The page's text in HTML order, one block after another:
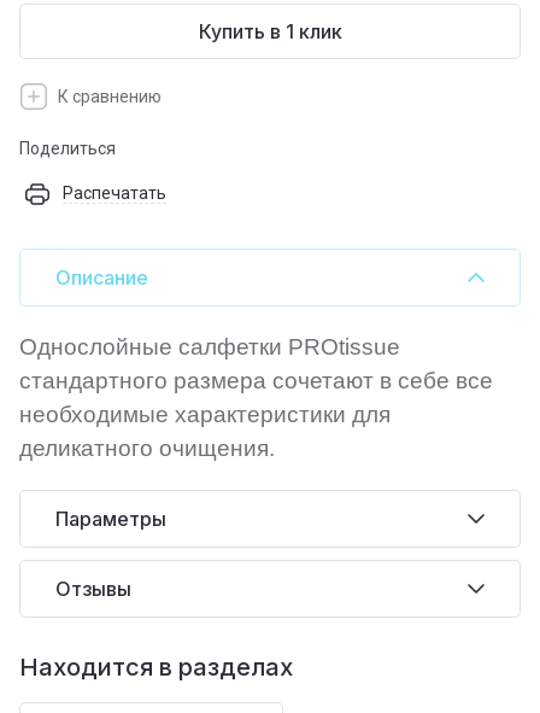
Купить в 1 клик
К сравнению
Поделиться
Распечатать
Описание
Однослойные салфетки PROtissue
стандартного размера сочетают в себе все
необходимые характеристики для
деликатного очищения.
Параметры
Отзывы
Находится в разделах